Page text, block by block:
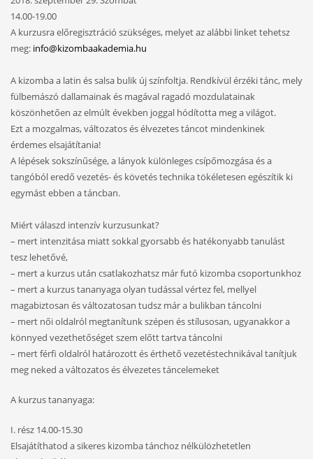
14.00-19.00
A kurzusra előregisztráció szükséges, melyet az alábbi linket tehetsz
meg: info@kizombaakademia.hu
A kizomba a latin és salsa bulik új színfoltja. Rendkívül érzéki tánc, mely
fülbemászó dallamainak és magával ragadó mozdulatainak
köszönhetően az elmúlt években joggal hódította meg a világot.
Ezt a mozgalmas, változatos és élvezetes táncot mindenkinek
érdemes elsajátítania!
A lépések sokszínűsége, a lányok különleges csípőmozgása és a
tangóból eredő vezetés- és követés technika tökéletesen egészítik ki
egymást ebben a táncban.
Miért válaszd intenzív kurzusunkat?
– mert intenzitása miatt sokkal gyorsabb és hatékonyabb tanulást
tesz lehetővé,
– mert a kurzus után csatlakozhatsz már futó kizomba csoportunkhoz
– mert a kurzus tananyaga olyan tudással vértez fel, mellyel
magabiztosan és változatosan tudsz már a bulikban táncolni
– mert női oldalról megtanítunk szépen és stílusosan, ugyanakkor a
könnyed vezethetőséget szem előtt tartva táncolni
– mert férfi oldalról határozott és érthető vezetéstechnikával tanítjuk
meg neked a változatos és élvezetes táncelemeket
A kurzus tananyaga:
I. rész 14.00-15.30
Elsajátíthatod a sikeres kizomba tánchoz nélkülözhetetlen